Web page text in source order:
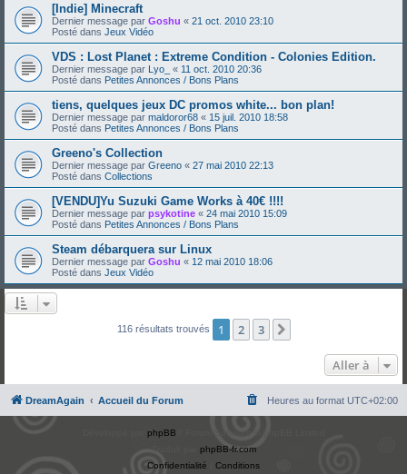
[Indie] Minecraft
Dernier message par Goshu « 21 oct. 2010 23:10
Posté dans Jeux Vidéo
VDS : Lost Planet : Extreme Condition - Colonies Edition.
Dernier message par Lyo_ « 11 oct. 2010 20:36
Posté dans Petites Annonces / Bons Plans
tiens, quelques jeux DC promos white... bon plan!
Dernier message par maldoror68 « 15 juil. 2010 18:58
Posté dans Petites Annonces / Bons Plans
Greeno's Collection
Dernier message par Greeno « 27 mai 2010 22:13
Posté dans Collections
[VENDU]Yu Suzuki Game Works à 40€ !!!!
Dernier message par psykotine « 24 mai 2010 15:09
Posté dans Petites Annonces / Bons Plans
Steam débarquera sur Linux
Dernier message par Goshu « 12 mai 2010 18:06
Posté dans Jeux Vidéo
116 résultats trouvés 1 2 3
Aller à
DreamAgain Accueil du Forum Heures au format UTC+02:00
phpBB
phpBB-fr.com
Confidentialité
Conditions